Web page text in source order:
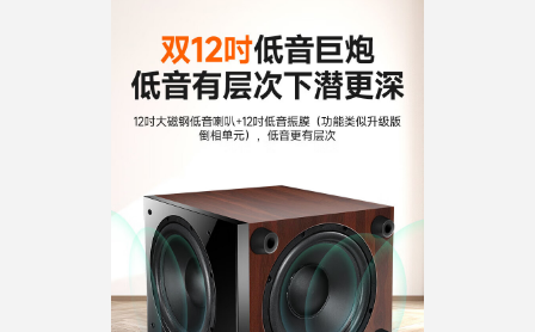
性享受细腻结构协
同把数据总线同
步、让观影和大分
众低频高效供电路